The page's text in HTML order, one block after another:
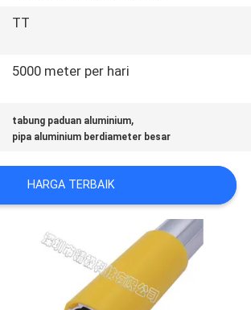
TT
5000 meter per hari
tabung paduan aluminium,
pipa aluminium berdiameter besar
HARGA TERBAIK